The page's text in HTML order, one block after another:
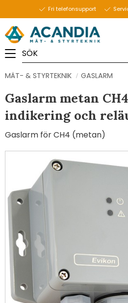
Fri telefonsupport
MÄT- & STYRTEKNIK GASLARM
Gaslarm metan
indikering och
Gaslarm för CH4 (metan)